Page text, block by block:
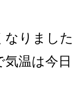
なりまし
気温は今